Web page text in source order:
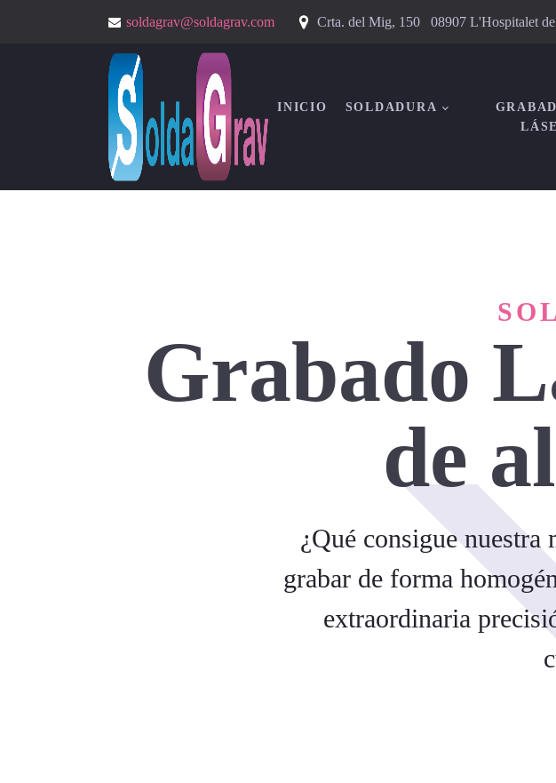
soldagrav@soldagrav.com Crta. del Mig, 150 08907 L'Hospitalet
INICIO SOLDADURA
Grabado
de
¿Qué consigue nuestra
grabar de forma
extraordinaria